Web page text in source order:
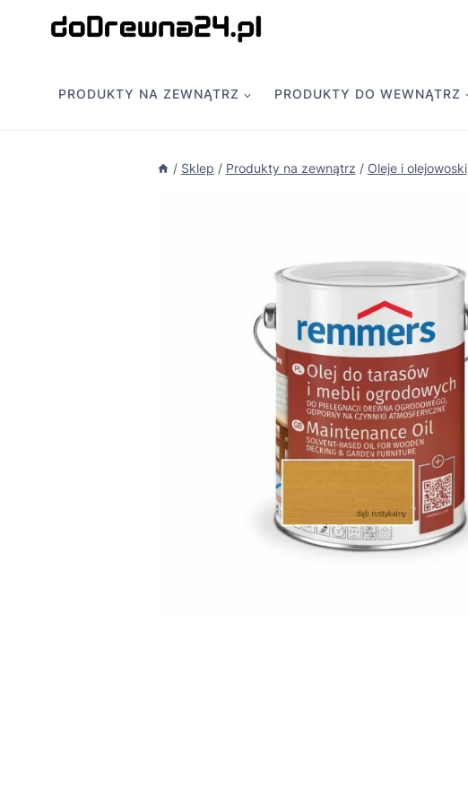
PRODUKTY NA ZEWNĄTRZ PRODUKTY DO WEWNĄTRZ
/ Sklep / Produkty na zewnątrz / Oleje i olejowoski